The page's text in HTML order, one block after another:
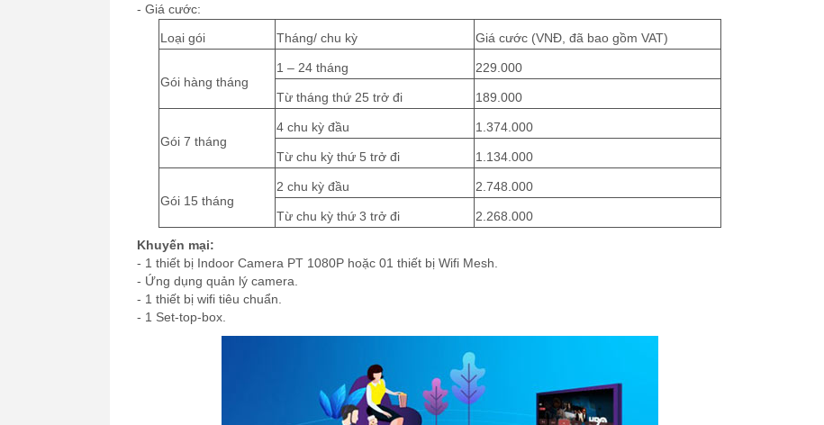
- Giá cước:
Loại gói Tháng/ chu kỳ Giá cước (VNĐ, đã bao gồm VAT)
Gói hàng tháng
1 – 24 tháng 229.000
Từ tháng thứ 25 trở đi 189.000
Gói 7 tháng
4 chu kỳ đầu 1.374.000
Từ chu kỳ thứ 5 trở đi 1.134.000
Gói 15 tháng
2 chu kỳ đầu 2.748.000
Từ chu kỳ thứ 3 trở đi 2.268.000
Khuyến mại:
- 1 thiết bị Indoor Camera PT 1080P hoặc 01 thiết bị Wifi Mesh.
- Ứng dụng quản lý camera.
- 1 thiết bị wifi tiêu chuẩn.
- 1 Set-top-box.